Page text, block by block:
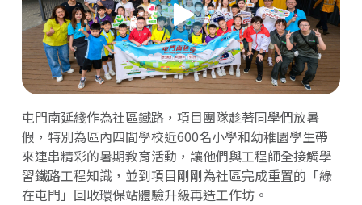
屯門南延綫作為社區鐵路，項目團隊趁著同學們放暑
假，特別為區內四間學校近600名小學和幼稚園學生帶
來連串精彩的暑期教育活動，讓他們與工程師全接觸學
習鐵路工程知識，並到項目剛剛為社區完成重置的「綠
在屯門」回收環保站體驗升級再造工作坊。